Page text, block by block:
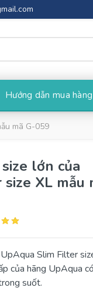
Hướng dẫn mua hàng
mã G-059
lớn của
XL mẫu
Slim Filter
của hãng UpAqua
suốt.